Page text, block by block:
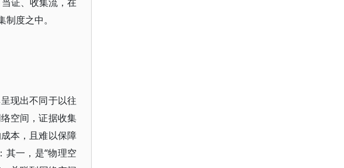
度之中。
现出不同于以往
空间，证据收集
本，且难以保障
其一，是“物理空